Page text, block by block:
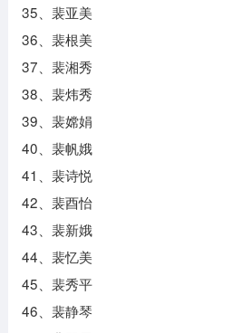
35、裴亚美
36、裴根美
37、裴湘秀
38、裴炜秀
39、裴嫦娟
40、裴帆娥
41、裴诗悦
42、裴酉怡
43、裴新娥
44、裴忆美
45、裴秀平
46、裴静琴